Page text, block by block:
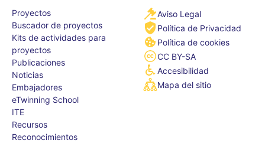
Proyectos
Buscador de proyectos
Kits de actividades para
proyectos
Publicaciones
Noticias
Embajadores
eTwinning School
ITE
Recursos
Reconocimientos
Aviso Legal
Política de Privacidad
Política de cookies
CC BY-SA
Accesibilidad
Mapa del sitio